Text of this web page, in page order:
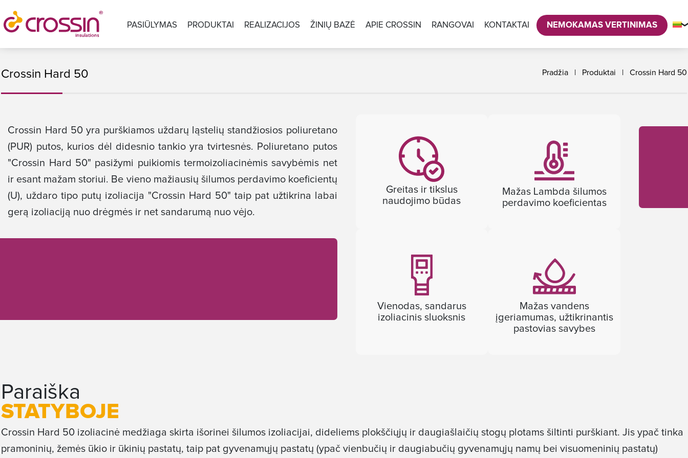
PASIŪLYMAS PRODUKTAI REALIZACIJOS ŽINIŲ BAZĖ APIE CROSSIN RANGOVAI KONTAKTAI NEMOKAMAS VERTINIMAS
Pradžia Produktai Crossin Hard 50
Crossin Hard 50
Crossin Hard 50 yra purškiamos uždarų ląstelių standžiosios poliuretano
(PUR) putos, kurios dėl didesnio tankio yra tvirtesnės. Poliuretano putos
"Crossin Hard 50" pasižymi puikiomis termoizoliacinėmis savybėmis net
ir esant mažam storiui. Be vieno mažiausių šilumos perdavimo koeficientų
(U), uždaro tipo putų izoliacija "Crossin Hard 50" taip pat užtikrina labai
gerą izoliaciją nuo drėgmės ir net sandarumą nuo vėjo.
Greitas ir tikslus
naudojimo būdas
Mažas Lambda šilumos
perdavimo koeficientas
Vienodas, sandarus
izoliacinis sluoksnis
Mažas vandens
įgeriamumas, užtikrinantis
pastovias savybes
Paraiška
STATYBOJE
Crossin Hard 50 izoliacinė medžiaga skirta išorinei šilumos izoliacijai, dideliems plokščiųjų ir daugiašlaičių stogų plotams šiltinti purškiant. Jis ypač tinka
pramoninių, žemės ūkio ir ūkinių pastatų, taip pat gyvenamųjų pastatų (ypač vienbučių ir daugiabučių gyvenamųjų namų bei visuomeninių pastatų)